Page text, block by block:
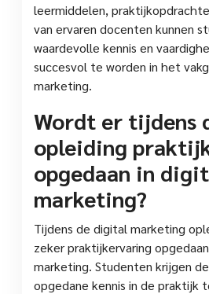
leermiddelen,
van ervaren docenten kunnen
waardevolle kennis en
succesvol te worden in het
marketing.
Wordt er tijdens
opleiding
opgedaan in
marketing?
Tijdens de digital marketing
zeker praktijkervaring
marketing. Studenten krijgen
opgedane kennis in de praktijk